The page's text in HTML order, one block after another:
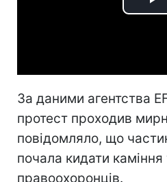
За даними агентства
протест проходив
повідомляло, що
почала кидати
правоохоронців.